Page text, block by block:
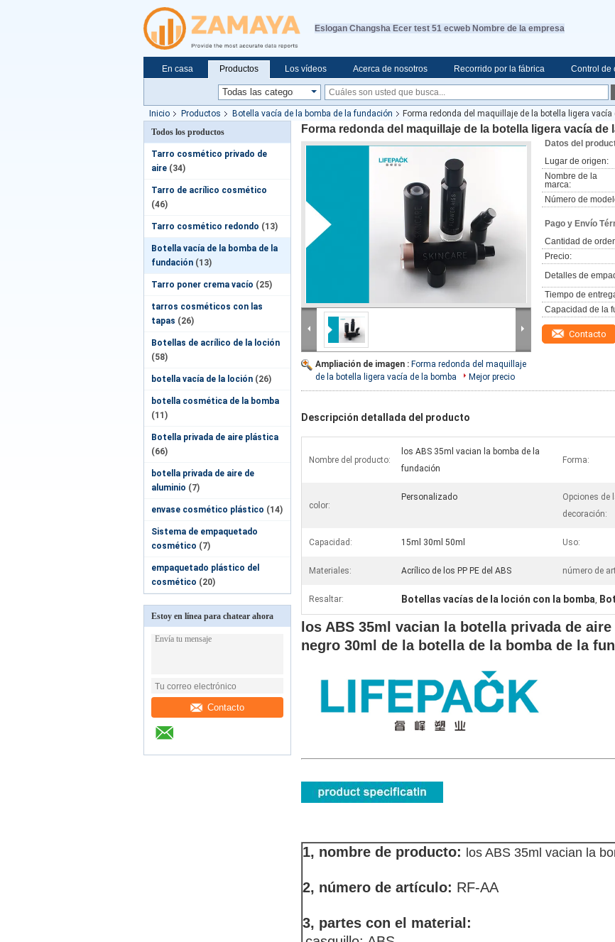
Eslogan Changsha Ecer test 51 ecweb Nombre de la empresa
En casa Productos Los vídeos Acerca de nosotros Recorrido por la fábrica Control de
Solicitar una cotización Noticias
Inicio Productos Botella vacía de la bomba de la fundación
Forma redonda del maquillaje de la botella ligera vacía
Todos los productos
Tarro cosmético privado de
aire (34)
Tarro de acrílico cosmético
(46)
Tarro cosmético redondo (13)
Botella vacía de la bomba de la
fundación (13)
Tarro poner crema vacío (25)
tarros cosméticos con las
tapas (26)
Botellas de acrílico de la loción
(58)
botella vacía de la loción (26)
botella cosmética de la bomba
(11)
Botella privada de aire plástica
(66)
botella privada de aire de
aluminio (7)
envase cosmético plástico (14)
Sistema de empaquetado
cosmético (7)
empaquetado plástico del
cosmético (20)
Estoy en línea para chatear ahora
Contacto
Forma redonda del maquillaje de la botella ligera vacía de
Ampliación de imagen : Forma redonda del maquillaje
de la botella ligera vacía de la bomba
Mejor precio
Datos del
Lugar de origen:
Nombre de la
marca:
Número de
Pago y Envío
Cantidad de
Precio:
Detalles de
Tiempo de
Capacidad de la
Contacto
Descripción detallada del producto
Nombre del producto:
los ABS 35ml vacian la bomba de la
fundación
Forma:
color:
Personalizado
Opciones de
decoración:
Capacidad: 15ml 30ml 50ml Uso:
Materiales: Acrílico de los PP PE del ABS número de
Resaltar: Botellas vacías de la loción con la bomba,
los ABS 35ml vacian la botella privada de
negro 30ml de la botella de la bomba de la
1, nombre de producto: los ABS 35ml vacian la
2, número de artículo: RF-AA
3, partes con el material: